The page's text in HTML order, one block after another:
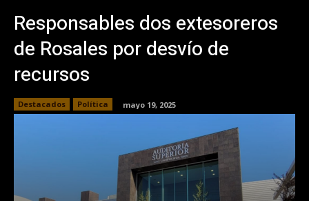
Responsables dos extesoreros
de Rosales por desvío de
recursos
Destacados Política mayo 19, 2025